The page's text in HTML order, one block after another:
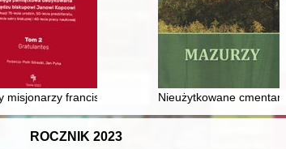
and concrete points : Lower Silesian industrial
pisarzy emigracyjnych (Sołżenicyn, Maksimow,
misjonarzy franciszkańskich ze Śląska w dziejach
Nieużytkowane
ROCZNIK 2023